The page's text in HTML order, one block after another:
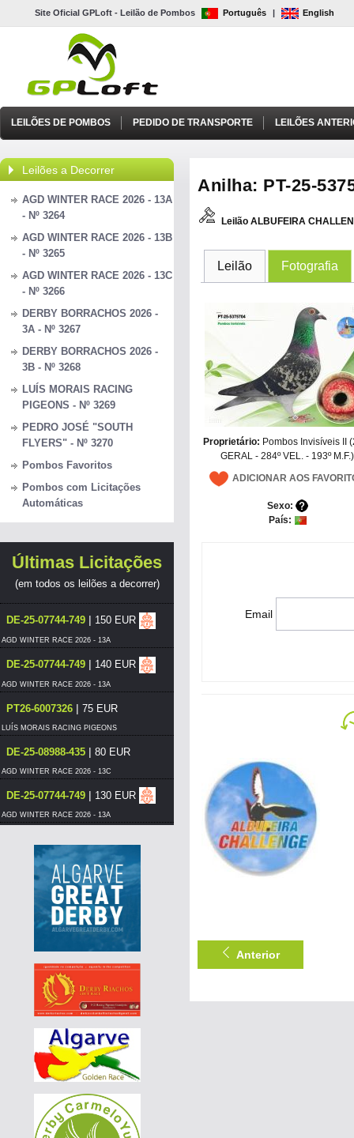
Site Oficial GPLoft - Leilão de Pombos Português | English
LEILÕES DE POMBOS PEDIDO DE TRANSPORTE LEILÕES
Leilões a Decorrer
AGD WINTER RACE 2026 - 13A
- Nº 3264
AGD WINTER RACE 2026 - 13B
- Nº 3265
AGD WINTER RACE 2026 - 13C
- Nº 3266
DERBY BORRACHOS 2026 -
3A - Nº 3267
DERBY BORRACHOS 2026 -
3B - Nº 3268
LUÍS MORAIS RACING
PIGEONS - Nº 3269
PEDRO JOSÉ "SOUTH
FLYERS" - Nº 3270
Pombos Favoritos
Pombos com Licitações
Automáticas
Últimas Licitações
(em todos os leilões a decorrer)
DE-25-07744-749 | 150 EUR
AGD WINTER RACE 2026 - 13A
DE-25-07744-749 | 140 EUR
AGD WINTER RACE 2026 - 13A
PT26-6007326 | 75 EUR
LUÍS MORAIS RACING PIGEONS
DE-25-08988-435 | 80 EUR
AGD WINTER RACE 2026 - 13C
DE-25-07744-749 | 130 EUR
AGD WINTER RACE 2026 - 13A
AGD WINTER RACE 2026 - 13C
PT-6117506-26|100 EUR
DERBY BORRACHOS 2026 - 3B
PT-6117506-26|100 EUR
PT-6117506-26|95 EUR
DERBY BORRACHOS 2026 - 3B
PT-6117506-26|90 EUR
DERBY BORRACHOS 2026 - 3B
PT-6117506-26 |85 EUR
DERBY BORRACHOS 2026 - 3B
PT-6117506-26 | 80 EUR
DERBY BORRACHOS 2026 - 3B
Anilha: PT-25-
Leilão ALBUFEIRA
Leilão Fotografia
Proprietário: Pombos Invisíveis II
GERAL - 284º VEL. - 193º M.F.)
ADICIONAR AOS
Sexo:
País:
Email
Anterior